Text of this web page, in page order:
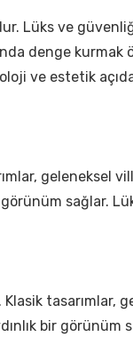
Lüks ve
denge
ve estetik
geleneksel
sağlar.
Klasik
bir